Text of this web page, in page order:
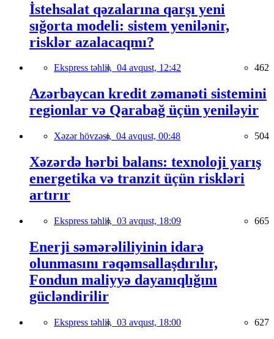
İstehsalat qəzalarına qarşı yeni
sığorta modeli: sistem yenilənir,
risklər azalacaqmı?
Ekspress təhlil, 04 avqust, 12:42 462
Azərbaycan kredit zəmanəti sistemini
regionlar və Qarabağ üçün yeniləyir
Xəzər hövzəsi, 04 avqust, 00:48 504
Xəzərdə hərbi balans: texnoloji yarış
energetika və tranzit üçün riskləri
artırır
Ekspress təhlil, 03 avqust, 18:09 665
Enerji səmərəliliyinin idarə
olunmasını rəqəmsallaşdırılır,
Fondun maliyyə dayanıqlığını
gücləndirilir
Ekspress təhlil, 03 avqust, 18:00 627